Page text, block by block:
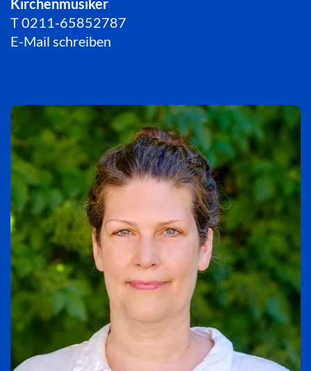
Kirchenmusiker
T0211-65852787
E-Mail schreiben